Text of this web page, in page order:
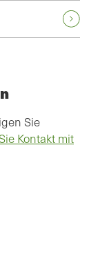
Sie
Kontakt mit